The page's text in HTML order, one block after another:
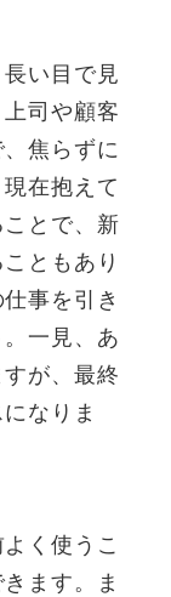
い目で見
司や顧客
焦らずに
在抱えて
とで、新
ともあり
事を引き
一見、あ
が、最終
なりま
く使うこ
ます。ま